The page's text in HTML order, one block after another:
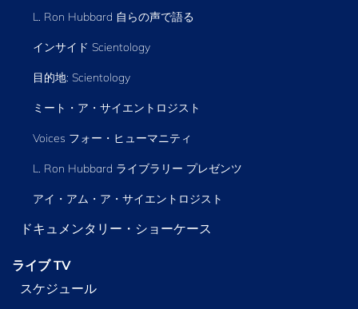
L. Ron Hubbard 自らの声で語る
インサイド Scientology
目的地: Scientology
ミート・ア・サイエントロジスト
Voices フォー・ヒューマニティ
L. Ron Hubbard ライブラリー プレゼンツ
アイ・アム・ア・サイエントロジスト
ドキュメンタリー・ショーケース
ライブ TV
スケジュール